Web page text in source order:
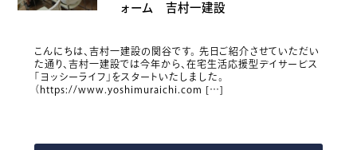
ォーム 吉村一建設
こんにちは、吉村一建設の関谷です。 先日ご紹介させていただい
た通り、吉村一建設では今年から、在宅生活応援型デイサービス
「ヨッシーライフ」をスタートいたしました。
（https://www.yoshimuraichi.com […]